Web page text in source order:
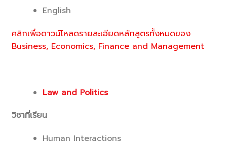
English
คลิกเพื่อดาวน์โหลดรายละเอียดหลักสูตรทั้งหมดของ
Business, Economics, Finance and Management
Law and Politics
วิชาที่เรียน
Human Interactions